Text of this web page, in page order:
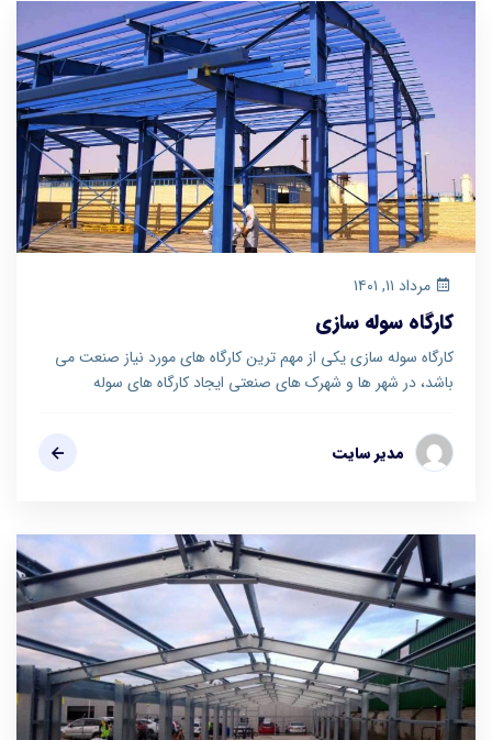
مرداد ۱۱, ۱۴۰۱
کارگاه سوله سازی
کارگاه سوله سازی یکی از مهم ترین کارگاه های مورد نیاز صنعت می
باشد، در شهر ها و شهرک های صنعتی ایجاد کارگاه های سوله
مدیر سایت